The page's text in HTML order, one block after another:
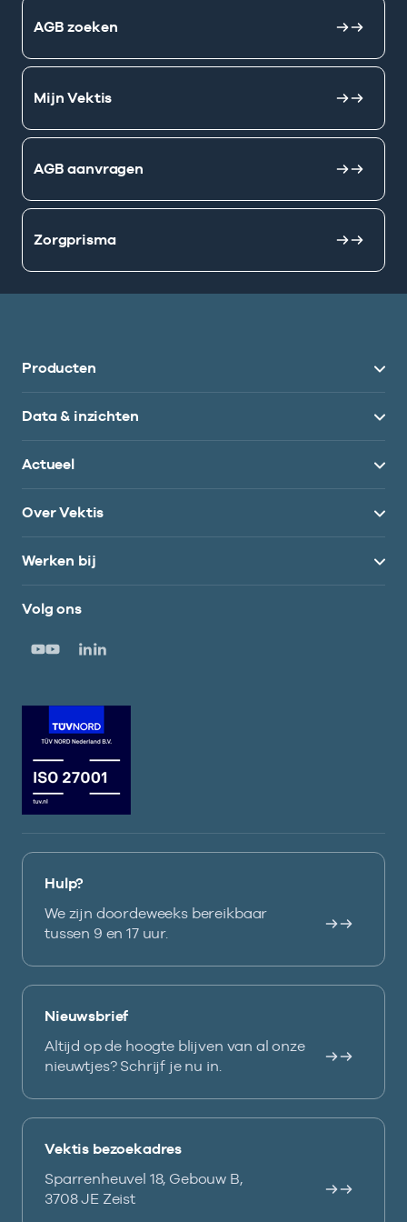
AGB zoeken
Mijn Vektis
AGB aanvragen
Zorgprisma
Producten
Data & inzichten
Actueel
Over Vektis
Werken bij
Volg ons
Hulp?
We zijn doordeweeks bereikbaar
tussen 9 en 17 uur.
Nieuwsbrief
Altijd op de hoogte blijven van al onze
nieuwtjes? Schrijf je nu in.
Vektis bezoekadres
Sparrenheuvel 18, Gebouw B,
3708 JE Zeist